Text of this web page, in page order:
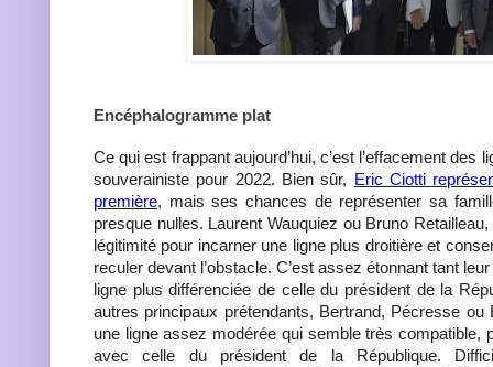
Encéphalogramme plat
Ce qui est frappant aujourd’hui, c’est l’effacement des
souverainiste pour 2022. Bien sûr,
Eric Ciotti
première, mais ses chances de représenter sa
presque nulles. Laurent Wauquiez ou Bruno
légitimité pour incarner une ligne plus droitière et
reculer devant l’obstacle. C’est assez étonnant tant
ligne plus différenciée de celle du président de la
autres principaux prétendants, Bertrand, Pécresse ou
une ligne assez modérée qui semble très compatible,
avec celle du président de la République.